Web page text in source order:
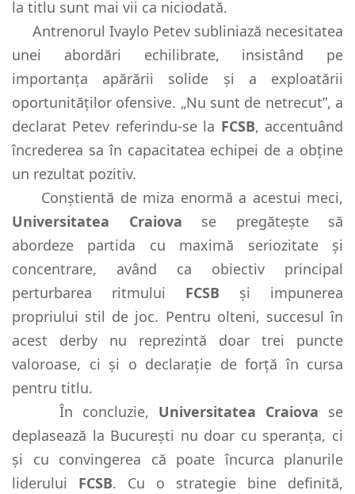
la titlu sunt mai vii ca niciodată.
Antrenorul Ivaylo Petev subliniază necesitatea
unei abordări echilibrate, insistând pe
importanța apărării solide și a exploatării
oportunităților ofensive. „Nu sunt de netrecut”, a
declarat Petev referindu-se la FCSB, accentuând
încrederea sa în capacitatea echipei de a obține
un rezultat pozitiv.
Conștientă de miza enormă a acestui meci,
Universitatea Craiova se pregătește să
abordeze partida cu maximă seriozitate și
concentrare, având ca obiectiv principal
perturbarea ritmului FCSB și impunerea
propriului stil de joc. Pentru olteni, succesul în
acest derby nu reprezintă doar trei puncte
valoroase, ci și o declarație de forță în cursa
pentru titlu.
În concluzie, Universitatea Craiova se
deplasează la București nu doar cu speranța, ci
și cu convingerea că poate încurca planurile
liderului FCSB. Cu o strategie bine definită,